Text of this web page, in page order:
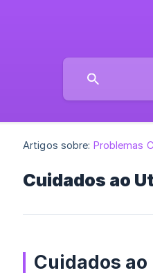
Artigos sobre: Problemas
Cuidados ao
Cuidados